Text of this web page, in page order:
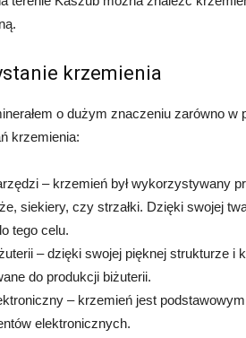
krzemienia
o dużym znaczeniu zarówno
krzemienia:
– krzemień był wykorzystywany
siekiery, czy strzałki. Dzięki swojej
tego celu.
– dzięki swojej pięknej strukturze i
do produkcji biżuterii.
– krzemień jest
elektronicznych.